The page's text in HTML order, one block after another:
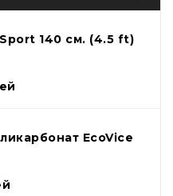
140 см. (4.5 ft)
EcoVice